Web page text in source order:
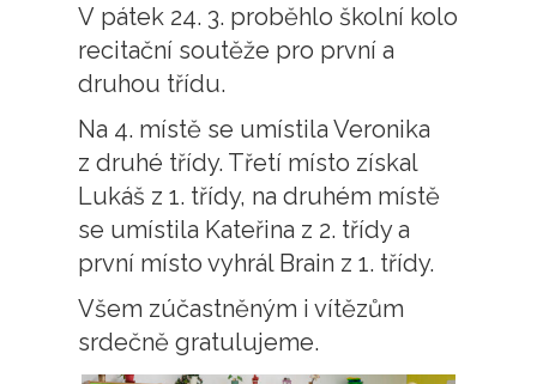
V pátek 24. 3. proběhlo školní kolo
recitační soutěže pro první a
druhou třídu.
Na 4. místě se umístila Veronika
z druhé třídy. Třetí místo získal
Lukáš z 1. třídy, na druhém místě
se umístila Kateřina z 2. třídy a
první místo vyhrál Brain z 1. třídy.
Všem zúčastněným i vítězům
srdečně gratulujeme.